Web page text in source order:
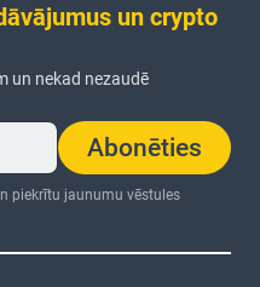
un crypto
un nekad nezaudē
Abonēties
piekrītu jaunumu vēstules